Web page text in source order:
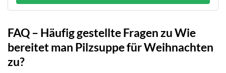
FAQ – Häufig gestellte Fragen zu Wie
bereitet man Pilzsuppe für Weihnachten
zu?